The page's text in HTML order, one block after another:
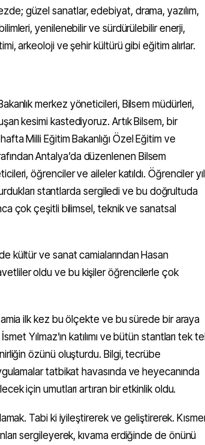
güzel sanatlar, edebiyat, drama, yazılım,
yenilenebilir ve sürdürülebilir enerji,
arkeoloji ve şehir kültürü gibi eğitim alırlar.
merkez yöneticileri, Bilsem müdürleri,
kesimi kastediyoruz. Artık Bilsem, bir
Milli Eğitim Bakanlığı Özel Eğitim ve
Antalya’da düzenlenen Bilsem
öğrenciler ve aileler katıldı. Öğrenciler yıl
stantlarda sergiledi ve bu doğrultuda
çok çeşitli bilimsel, teknik ve sanatsal
kültür ve sanat camialarından Hasan
oldu ve bu kişiler öğrencilerle çok
ilk kez bu ölçekte ve bu sürede bir araya
Yılmaz’ın katılımı ve bütün stantları tek
özünü oluşturdu. Bilgi, tecrübe
tatbikat havasında ve heyecanında
için umutları artıran bir etkinlik oldu.
Tabi ki iyileştirerek ve geliştirerek.
sergileyerek, kıvama erdiğinde de önünü